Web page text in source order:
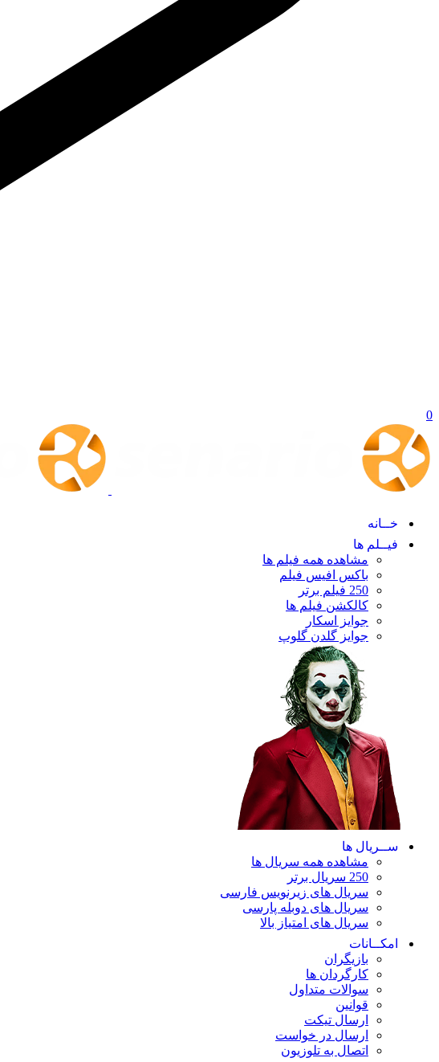
0
خــانه
فیــلم ها
مشاهده همه فیلم ها
باکس افیس فیلم
250 فیلم برتر
کالکشن فیلم ها
جوایز اسکار
جوایز گلدن گلوپ
ســریال ها
مشاهده همه سریال ها
250 سریال برتر
سریال های زیرنویس فارسی
سریال های دوبله پارسی
سریال های امتیاز بالا
امکــانات
بازیگران
کارگردان ها
سوالات متداول
قوانین
ارسال تیکت
ارسال در خواست
اتصال به تلوزیون